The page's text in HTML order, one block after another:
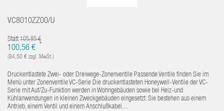
VC8010ZZ00/U
Statt105,85 €
100,56 € *
(84,50 € zzgl. MwSt.)
Druckentlastete Zwei- oder Dreiwege-Zonenventile Passende Ventile finden Sie im
Menü unter Zonenventile VC-Serie Die druckentlasteten Honeywell-Ventile der VC-
Serie mit Auf/Zu-Funktion werden in Wohngebäuden sowie bei Heiz-und
Kühlanwendungen in kleinen Zweckgebäuden eingesetzt. Sie bestehen aus einem
Antrieb, einem Ventil und einem Anschlußkabel....